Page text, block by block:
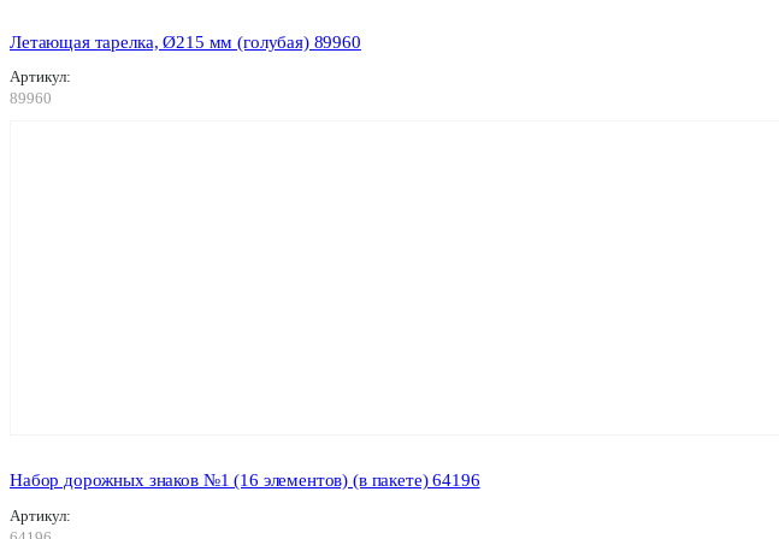
Летающая тарелка, Ø215 мм (голубая) 89960
Артикул:
89960
Набор дорожных знаков №1 (16 элементов) (в пакете) 64196
Артикул: